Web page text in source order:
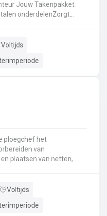
onderdelenZorgt
lastechniek toe
Voltijds
van
plaatsen van netten,
zagen in de
van de werkplaats en
Voltijds